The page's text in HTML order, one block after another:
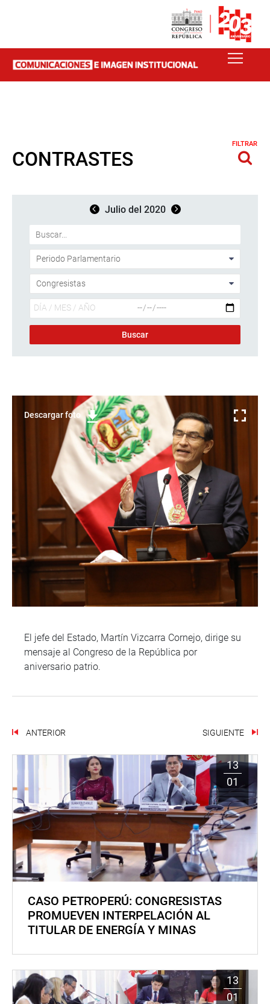
CONTRASTES
FILTRAR
Julio del 2020
Descargar foto
El jefe del Estado, Martín Vizcarra Cornejo, dirige su
mensaje al Congreso de la República por
aniversario patrio.
ANTERIOR SIGUIENTE
13
01
CASO PETROPERÚ: CONGRESISTAS
PROMUEVEN INTERPELACIÓN AL
TITULAR DE ENERGÍA Y MINAS
13
01